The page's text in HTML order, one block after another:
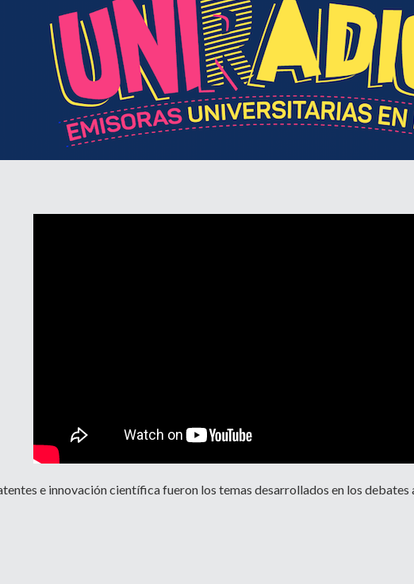
Divulgación
Agenda U
UNIRED online
UNIRED v-Library
e innovación científica fueron los temas desarrollados en los debates